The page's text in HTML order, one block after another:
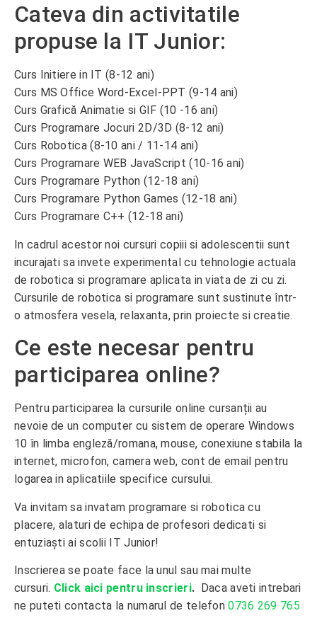
Cateva din activitatile
propuse la IT Junior:
Curs Initiere in IT (8-12 ani)
Curs MS Office Word-Excel-PPT (9-14 ani)
Curs Grafică Animatie si GIF (10 -16 ani)
Curs Programare Jocuri 2D/3D (8-12 ani)
Curs Robotica (8-10 ani / 11-14 ani)
Curs Programare WEB JavaScript (10-16 ani)
Curs Programare Python (12-18 ani)
Curs Programare Python Games (12-18 ani)
Curs Programare C++ (12-18 ani)
In cadrul acestor noi cursuri copiii si adolescentii sunt
incurajati sa invete experimental cu tehnologie actuala
de robotica si programare aplicata in viata de zi cu zi.
Cursurile de robotica si programare sunt sustinute într-
o atmosfera vesela, relaxanta, prin proiecte si creatie.
Ce este necesar pentru
participarea online?
Pentru participarea la cursurile online cursanții au
nevoie de un computer cu sistem de operare Windows
10 în limba engleză/romana, mouse, conexiune stabila la
internet, microfon, camera web, cont de email pentru
logarea in aplicatiile specifice cursului.
Va invitam sa invatam programare si robotica cu
placere, alaturi de echipa de profesori dedicati si
entuziaști ai scolii IT Junior!
Inscrierea se poate face la unul sau mai multe
cursuri. Click aici pentru inscrieri. Daca aveti intrebari
ne puteti contacta la numarul de telefon0736 269 765